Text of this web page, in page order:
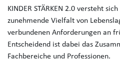
KINDER STÄRKEN 2.0 versteht
zunehmende Vielfalt von
verbundenen Anforderungen an
Entscheidend ist dabei das
Fachbereiche und Professionen.